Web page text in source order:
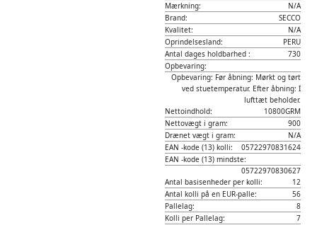
Mærkning:
N/A
Brand:
SECCO
Kvalitet:
N/A
Oprindelsesland:
PERU
Antal dages holdbarhed :
730
Opbevaring:
Opbevaring: Før åbning: Mørkt og tørt
ved stuetemperatur. Efter åbning: I
lufttæt beholder.
Nettoindhold:
10800GRM
Nettovægt i gram:
900
Drænet vægt i gram:
N/A
EAN -kode (13) kolli:
05722970831624
EAN -kode (13) mindste:
05722970830627
Antal basisenheder per kolli:
12
Antal kolli på en EUR-palle:
56
Pallelag:
8
Kolli per Pallelag:
7